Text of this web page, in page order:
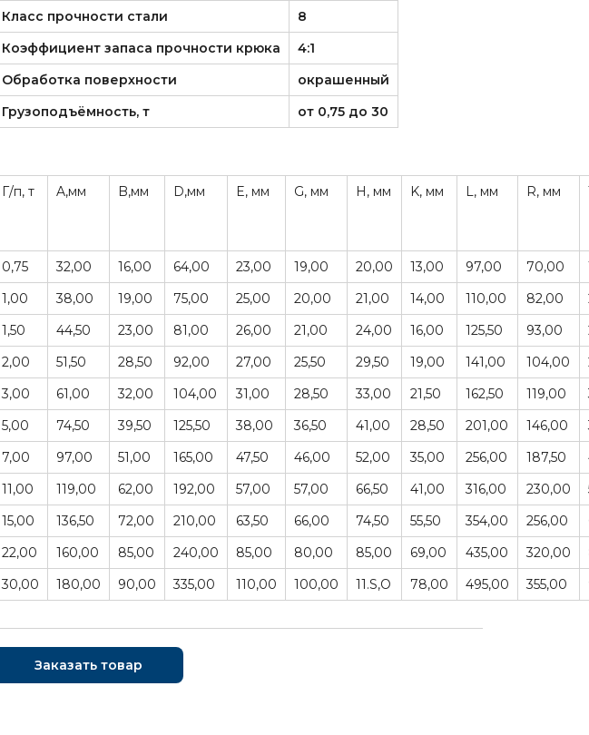
Класс прочности стали
8
Коэффициент запаса прочности крюка
4:1
Обработка поверхности
окрашенный
Грузоподъёмность, т
от 0,75 до 30
Г/п, т A,мм B,мм D,мм E, мм G, мм H, мм K, мм L, мм R, мм
0,75 32,00 16,00 64,00 23,00 19,00 20,00 13,00 97,00 70,00
1,00
38,00 19,00 75,00 25,00 20,00 21,00 14,00 110,00 82,00
1,50
44,50 23,00 81,00 26,00 21,00 24,00 16,00 125,50 93,00
2,00
51,50 28,50 92,00 27,00 25,50 29,50 19,00 141,00 104,00
3,00
61,00 32,00 104,00 31,00 28,50 33,00 21,50 162,50 119,00
5,00
74,50 39,50 125,50 38,00 36,50 41,00 28,50 201,00 146,00
7,00
97,00 51,00 165,00 47,50 46,00 52,00 35,00 256,00 187,50
11,00
119,00 62,00 192,00 57,00 57,00 66,50 41,00 316,00 230,00
15,00
136,50 72,00 210,00 63,50 66,00 74,50 55,50 354,00 256,00
22,00
160,00 85,00 240,00 85,00 80,00 85,00 69,00 435,00 320,00
30,00
180,00 90,00 335,00 110,00 100,00 11.S,O 78,00 495,00 355,00
Заказать товар